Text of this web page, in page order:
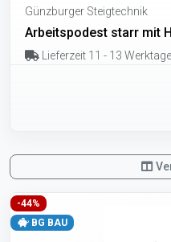
Günzburger Steigtechnik
Arbeitspodest starr mit
Lieferzeit 11 - 13 Werktage
-44%
BG BAU